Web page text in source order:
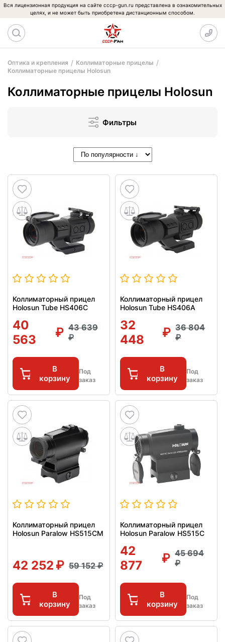
Вся лицензионная продукция на сайте cccp-gun.ru представлена в ознакомительных
целях, и не может быть приобретена дистанционным способом.
Оптика и крепления
Коллиматорные прицелы
Коллиматорные прицелы Holosun
Коллиматорные прицелы Holosun
Фильтры
Коллиматорный прицел
Holosun Tube HS406C
40
563
43 639
В
корзину
Под
заказ
Коллиматорный прицел
Holosun Tube HS406A
32
448
36 804
В
корзину
Под
заказ
Коллиматорный прицел
Holosun Paralow HS515CM
42 252 59 152
В
корзину
Под
заказ
Коллиматорный прицел
Holosun Paralow HS515C
42
877
45 694
В
корзину
Под
заказ